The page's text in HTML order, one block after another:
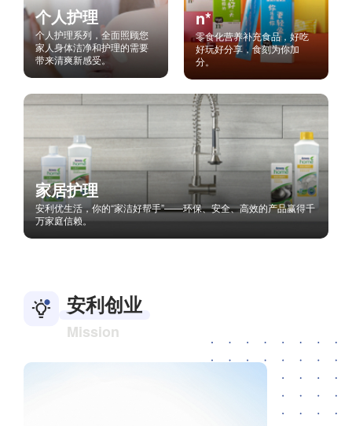
个人护理
个人护理系列，全面照顾您
家人身体洁净和护理的需要
带来清爽新感受。
n*
零食化营养补充食品，好吃
好玩好分享，食刻为你加
分。
家居护理
安利优生活，你的“家洁好帮手”——环保、安全、高效的产品赢得千
万家庭信赖。
安利创业
Mission